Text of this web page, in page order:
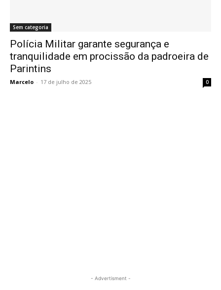
Sem categoria
Polícia Militar garante segurança e
tranquilidade em procissão da padroeira de
Parintins
Marcelo - 17 de julho de 2025 0
- Advertisment -